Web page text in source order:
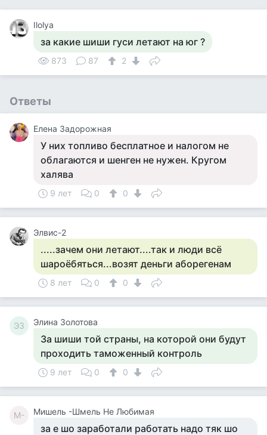
Ilolya
за какие шиши гуси летают на юг ?
873 87 2
Ответы
Елена Задорожная
У них топливо бесплатное и налогом не
облагаются и шенген не нужен. Кругом
халява
9 лет 0 0
Элвис-2
.....зачем они летают....так и люди всё
шароёбяться...возят деньги аборегенам
8 лет 0 0
ЭЗ Элина Золотова
За шиши той страны, на которой они будут
проходить таможенный контроль
9 лет 0 0
М- Мишель -Шмель Не Любимая
за е шо заработали работать надо тяк шо